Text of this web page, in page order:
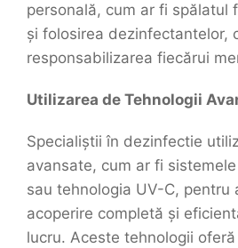
personală, cum ar fi spălatul
și folosirea dezinfectantelor,
responsabilizarea fiecărui
Utilizarea de Tehnologii
Specialiștii în dezinfectie
avansate, cum ar fi
sau tehnologia UV-C, pentru
acoperire completă și
lucru. Aceste tehnologii